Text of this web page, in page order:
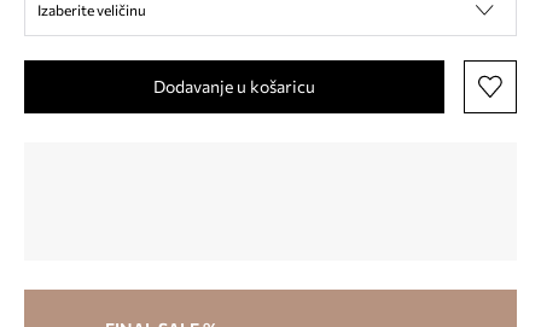
Izaberite veličinu
Dodavanje u košaricu